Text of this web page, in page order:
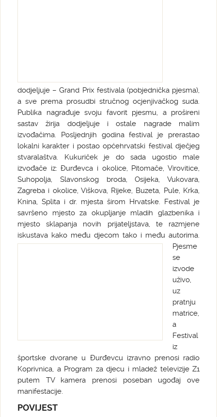
dodjeljuje – Grand Prix festivala (pobjednička pjesma),
a sve prema prosudbi stručnog ocjenjivačkog suda.
Publika nagrađuje svoju favorit pjesmu, a prošireni
sastav žirija dodjeljuje i ostale nagrade malim
izvođačima. Posljednjih godina festival je prerastao
lokalni karakter i postao općehrvatski festival dječjeg
stvaralaštva. Kukuriček je do sada ugostio male
izvođače iz: Đurđevca i okolice, Pitomače, Virovitice,
Suhopolja, Slavonskog broda, Osijeka, Vukovara,
Zagreba i okolice, Viškova, Rijeke, Buzeta, Pule, Krka,
Knina, Splita i dr. mjesta širom Hrvatske. Festival je
savršeno mjesto za okupljanje mladih glazbenika i
mjesto sklapanja novih prijateljstava, te razmjene
iskustava kako među djecom tako i među autorima.
Pjesme
se
izvode
uživo,
uz
pratnju
matrice,
a
Festival
iz
športske dvorane u Đurđevcu izravno prenosi radio
Koprivnica, a Program za djecu i mladež televizije Z1
putem TV kamera prenosi poseban ugođaj ove
manifestacije.
POVIJEST